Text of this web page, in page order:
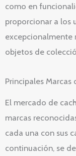
como en
proporcionar a los
excepcionalmente
objetos de
Principales Marcas
El mercado de
marcas
cada una con sus
continuación, se